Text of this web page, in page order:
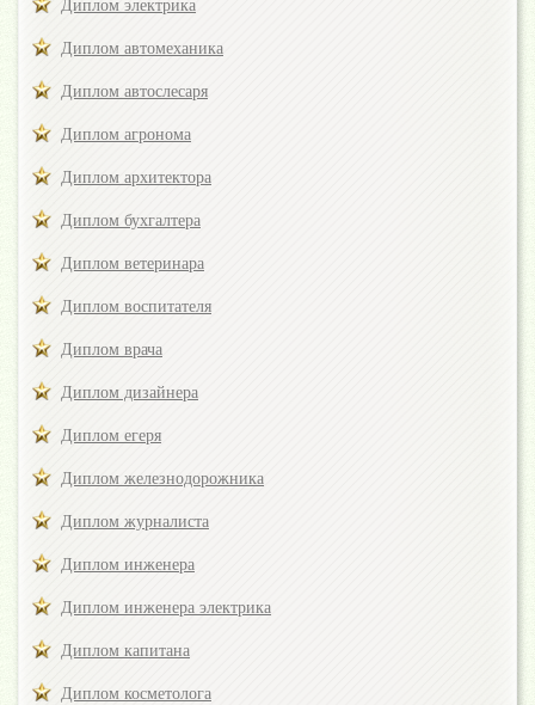
Диплом электрика
Диплом автомеханика
Диплом автослесаря
Диплом агронома
Диплом архитектора
Диплом бухгалтера
Диплом ветеринара
Диплом воспитателя
Диплом врача
Диплом дизайнера
Диплом егеря
Диплом железнодорожника
Диплом журналиста
Диплом инженера
Диплом инженера электрика
Диплом капитана
Диплом косметолога